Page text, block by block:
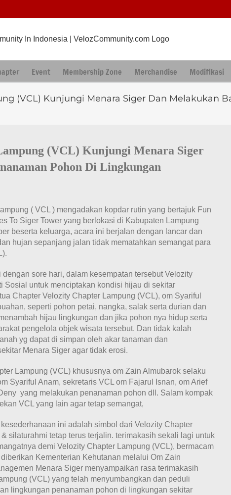
Event Membership Zone Merchandise Modifikasi
(VCL) Kunjungi Menara Siger Dan Melakukan
(VCL) Kunjungi Menara Siger
Pohon Di Lingkungan
( VCL ) mengadakan kopdar rutin yang bertajuk Fun
To Siger Tower yang berlokasi di Kabupaten Lampung
beserta keluarga, acara ini berjalan dengan lancar dan
hujan sepanjang jalan tidak mematahkan semangat para
sore hari, dalam kesempatan tersebut Velozity
Sosial untuk menciptakan kondisi hijau di sekitar
Chapter Velozity Chapter Lampung (VCL), om Syariful
seperti pohon petai, nangka, salak serta durian dan
hijau lingkungan dan jika pohon nya hidup serta
pengelola objek wisata tersebut. Dan tidak kalah
yg dapat di simpan oleh akar tanaman dan
Menara Siger agar tidak erosi.
Lampung (VCL) khususnya om Zain Almubarok selaku
Syariful Anam, sekretaris VCL om Fajarul Isnan, om Arief
yang melakukan penanaman pohon dll. Salam kompak
VCL yang lain agar tetap semangat,
ini adalah simbol dari Velozity Chapter
silaturahmi tetap terus terjalin. terimakasih sekali lagi untuk
demi Velozity Chapter Lampung (VCL), bermacam
Kementerian Kehutanan melalui Om Zain
Menara Siger menyampaikan rasa terimakasih
(VCL) yang telah menyumbangkan dan peduli
lingkungan penanaman pohon di lingkungan sekitar